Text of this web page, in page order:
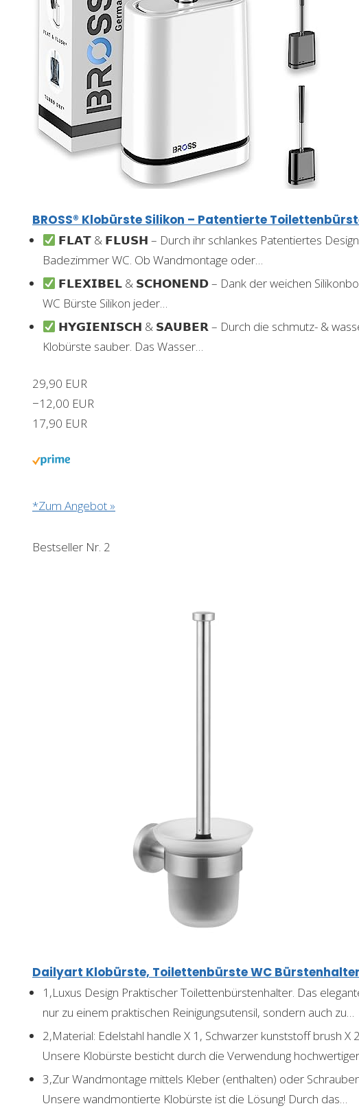
BROSS® Klobürste Silikon – Patentierte
𝗙𝗟𝗔𝗧 & 𝗙𝗟𝗨𝗦𝗛 – Durch ihr schlankes Patentiertes
Badezimmer WC. Ob Wandmontage oder…
𝗙𝗟𝗘𝗫𝗜𝗕𝗘𝗟 & 𝗦𝗖𝗛𝗢𝗡𝗘𝗡𝗗 – Dank der weichen
WC Bürste Silikon jeder…
𝗛𝗬𝗚𝗜𝗘𝗡𝗜𝗦𝗖𝗛 & 𝗦𝗔𝗨𝗕𝗘𝗥 – Durch die schmutz- &
Klobürste sauber. Das Wasser…
29,90 EUR
−12,00 EUR
17,90 EUR
*Zum Angebot »
Bestseller Nr. 2
Dailyart Klobürste, Toilettenbürste WC
1,Luxus Design Praktischer Toilettenbürstenhalter. Das
nur zu einem praktischen Reinigungsutensil, sondern auch zu…
2,Material: Edelstahl handle X 1, Schwarzer kunststoff brush X
Unsere Klobürste besticht durch die Verwendung
3,Zur Wandmontage mittels Kleber (enthalten) oder
Unsere wandmontierte Klobürste ist die Lösung! Durch das…